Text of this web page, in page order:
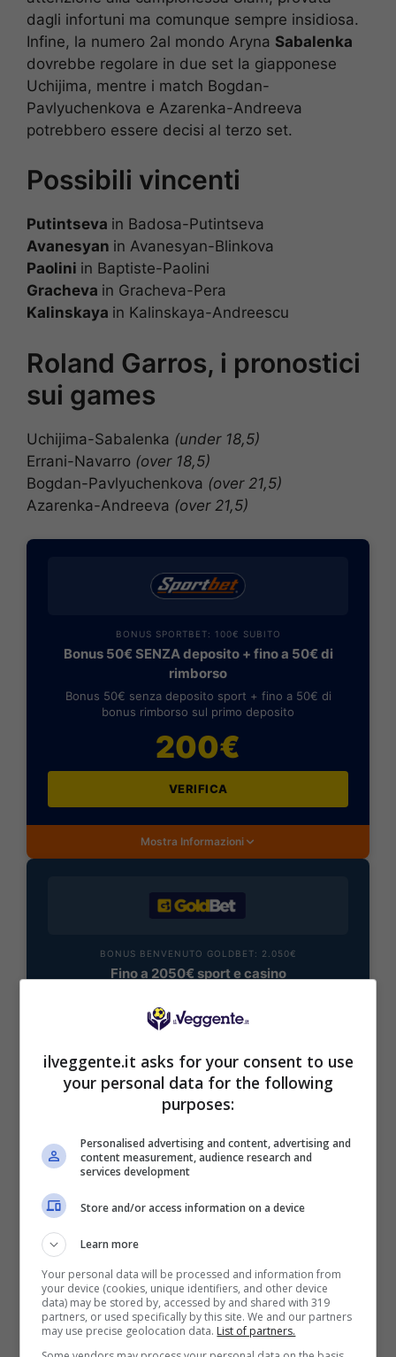
dagli infortuni ma comunque sempre insidiosa.
Infine, la numero 2al mondo Aryna Sabalenka
dovrebbe regolare in due set la giapponese
Uchijima, mentre i match Bogdan-
Pavlyuchenkova e Azarenka-Andreeva
potrebbero essere decisi al terzo set.
Possibili vincenti
Putintseva in Badosa-Putintseva
Avanesyan in Avanesyan-Blinkova
Paolini in Baptiste-Paolini
Gracheva in Gracheva-Pera
Kalinskaya in Kalinskaya-Andreescu
Roland Garros, i pronostici
sui games
Uchijima-Sabalenka (under 18,5)
Errani-Navarro (over 18,5)
Bogdan-Pavlyuchenkova (over 21,5)
Azarenka-Andreeva (over 21,5)
BONUS SPORTBET: 100€ SUBITO
Bonus 50€ SENZA deposito + fino a 50€ di
rimborso
Bonus 50€ senza deposito sport + fino a 50€ di
bonus rimborso sul primo deposito
200€
VERIFICA
Mostra Informazioni
BONUS BENVENUTO GOLDBET: 2.050€
Fino a 2050€ sport e casino
Scommesse + 50% del primo deposito fino a 50€
2050€
VERIFICA
Mostra Informazioni
Fino a 2050€ bonus scommesse e sport
Per i nuovi utenti della piattaforma: 100% fino a 50€ in
Bonus Scommesse + 100% fino a 2000€ in Bonus
Sport
ilveggente.it asks for your consent to use
your personal data for the following
purposes:
Personalised advertising and content, advertising and
content measurement, audience research and
services development
Store and/or access information on a device
Learn more
Your personal data will be processed and information from
your device (cookies, unique identifiers, and other device
data) may be stored by, accessed by and shared with 319
partners, or used specifically by this site. We and our partners
may use precise geolocation data. List of partners.